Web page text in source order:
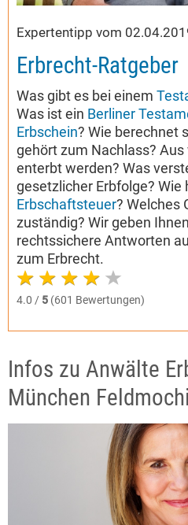
Expertentipp vom
Erbrecht-Ratgeber
Was gibt es bei einem
Was ist ein Berliner
Erbschein? Wie berechnet
gehört zum Nachlass?
enterbt werden? Was
gesetzlicher Erbfolge? Wie
Erbschaftsteuer? Welches
zuständig? Wir geben
rechtssichere Antworten
zum Erbrecht.
4.0 / 5 (601 Bewertungen)
Infos zu Anwälte
München